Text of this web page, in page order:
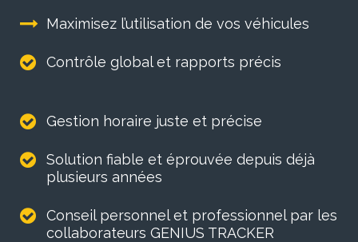
Maximisez l’utilisation de vos véhicules
Contrôle global et rapports précis
Gestion horaire juste et précise
Solution fiable et éprouvée depuis déjà
plusieurs années
Conseil personnel et professionnel par les
collaborateurs GENIUS TRACKER